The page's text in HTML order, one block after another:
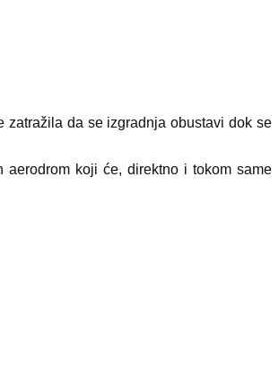
zatražila da se izgradnja obustavi dok se
koji će, direktno i tokom same